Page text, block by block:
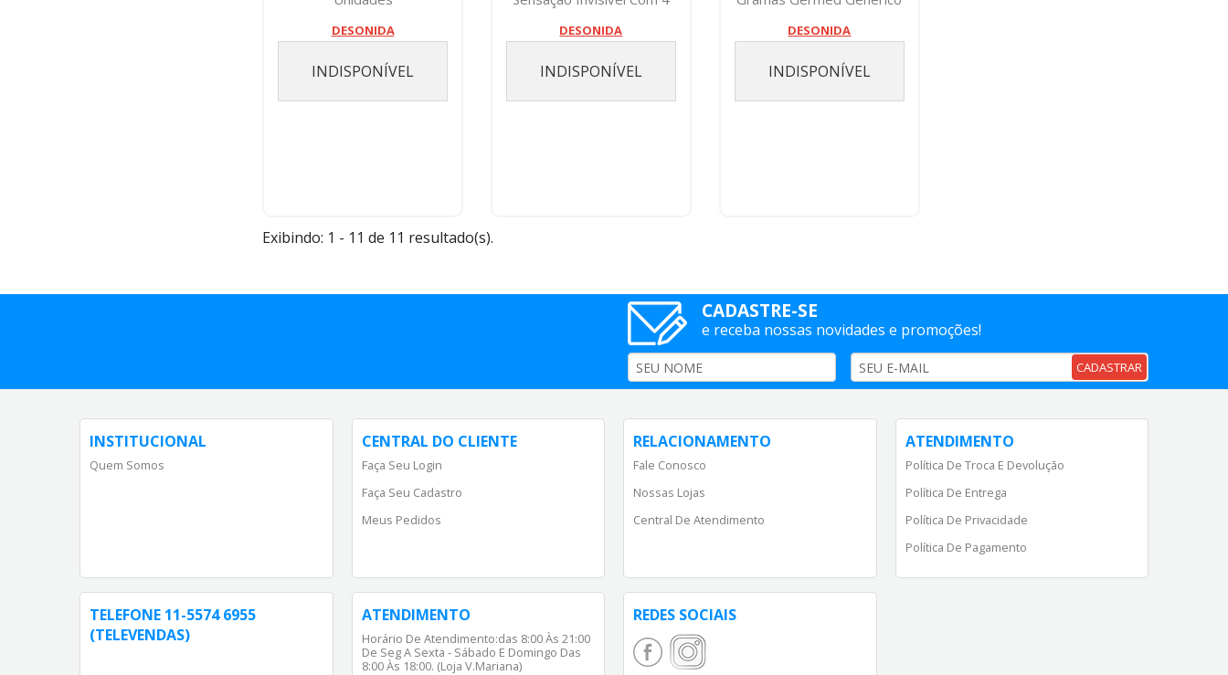
DESONIDA
INDISPONÍVEL
DESONIDA
INDISPONÍVEL
DESONIDA
INDISPONÍVEL
Exibindo: 1 - 11 de 11 resultado(s).
CADASTRE-SE
e receba nossas novidades e promoções!
CADASTRAR
INSTITUCIONAL
Quem Somos
CENTRAL DO CLIENTE
Faça Seu Login
Faça Seu Cadastro
Meus Pedidos
RELACIONAMENTO
Fale Conosco
Nossas Lojas
Central De Atendimento
ATENDIMENTO
Política De Troca E Devolução
Política De Entrega
Política De Privacidade
Política De Pagamento
TELEFONE 11-5574 6955
(TELEVENDAS)
ATENDIMENTO
Horário De Atendimento:das 8:00 Às 21:00
De Seg A Sexta - Sábado E Domingo Das
8:00 Às 18:00. (Loja V.Mariana)
REDES SOCIAIS